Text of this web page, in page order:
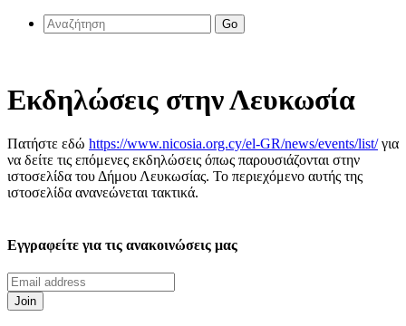
Go
Εκδηλώσεις στην Λευκωσία
Πατήστε εδώ https://www.nicosia.org.cy/el-GR/news/events/list/για
να δείτε τις επόμενες εκδηλώσεις όπως παρουσιάζονται στην
ιστοσελίδα του Δήμου Λευκωσίας. Το περιεχόμενο αυτής της
ιστοσελίδα ανανεώνεται τακτικά.
Εγγραφείτε για τις ανακοινώσεις μας